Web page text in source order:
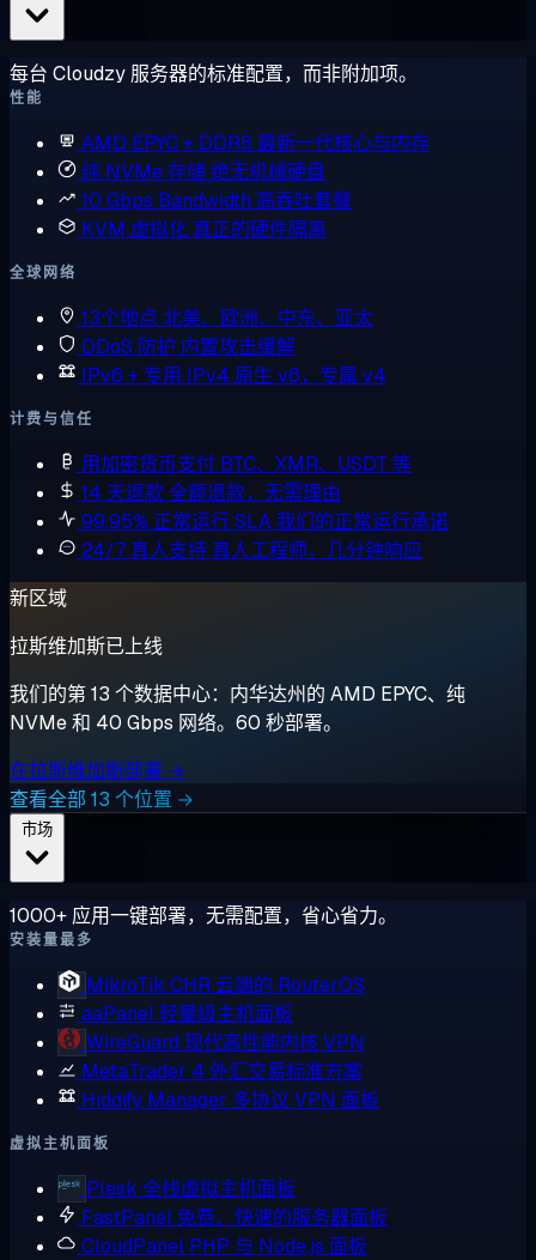
每台 Cloudzy 服务器的标准配置，而非附加项。
性能
AMD EPYC + DDR5 最新一代核心与内存
纯 NVMe 存储绝无机械硬盘
10 Gbps Bandwidth 高吞吐套餐
KVM 虚拟化 真正的硬件隔离
全球网络
13个地点 北美、欧洲、中东、亚太
DDoS 防护 内置攻击缓解
IPv6 + 专用 IPv4 原生 v6，专属 v4
计费与信任
用加密货币支付 BTC、XMR、USDT 等
14 天退款全额退款，无需理由
99.95% 正常运行 SLA我们的正常运行承诺
24/7 真人支持 真人工程师，几分钟响应
新区域
拉斯维加斯已上线
我们的第 13 个数据中心：内华达州的 AMD EPYC、纯
NVMe 和 40 Gbps 网络。60 秒部署。
在拉斯维加斯部署 →
查看全部 13 个位置 →
1000+ 应用一键部署，无需配置，省心省力。
安装量最多
MikroTik CHR 云端的 RouterOS
aaPanel轻量级主机面板
WireGuard 现代高性能内核 VPN
MetaTrader 4 外汇交易标准方案
Hiddify Manager 多协议 VPN 面板
虚拟主机面板
Plesk 全栈虚拟主机面板
FastPanel 免费、快速的服务器面板
CloudPanel PHP 与 Node.js 面板